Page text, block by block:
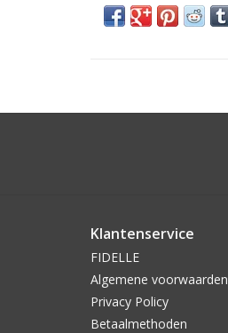
Klantenservice
FIDELLE
Algemene voorwaarden
Privacy Policy
Betaalmethoden